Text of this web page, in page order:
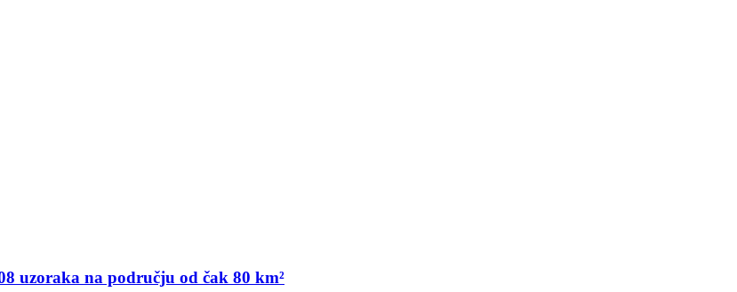
uzoraka na području od čak 80 km²